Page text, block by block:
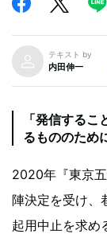
テキスト by
内田伸一
「発信する
るもののため
2020年『東京
陣決定を受け、
起用中止を求め